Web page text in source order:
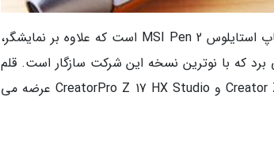
به گزارش خبرنگاران، یکی از محصولات استثنایی این رویداد قلم لپ تاپ استایلوس MSI Pen 2 است که علاوه بر نمایشگر،
که با نوترین نسخه این شرکت سازگار است. قلم
استایلوس MSI Pen 2 با نوترین لپ تاپ های سری Creator Z 17 HX Studio و CreatorPro Z 17 HX Studio عرضه می